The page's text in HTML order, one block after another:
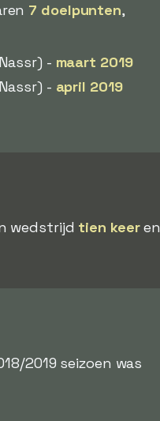
7 doelpunten,
- maart 2019
- april 2019
wedstrijd tien keeren
2019 seizoen was